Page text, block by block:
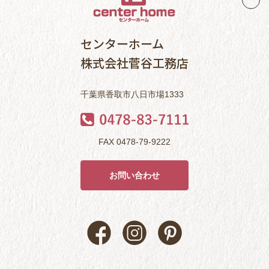
センターホーム
株式会社菅谷工務店
千葉県香取市八日市場1333
FAX 0478-79-9222
お問い合わせ